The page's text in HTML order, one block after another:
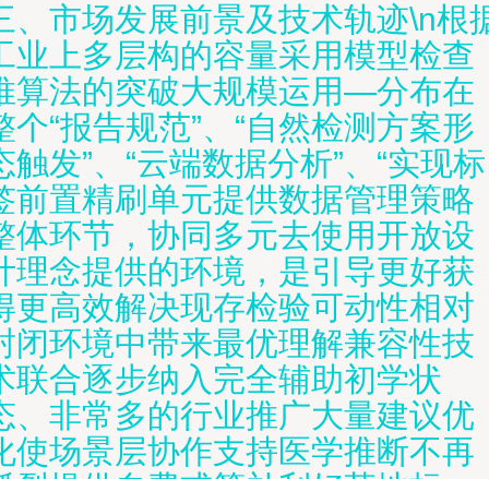
、市场发展前景及技术轨迹\n根
业上多层构的容量采用模型检查
算法的突破大规模运用—分布在
个“报告规范”、“自然检测方案形
触发”、“云端数据分析”、“实现标
前置精刷单元提供数据管理策略
体环节，协同多元去使用开放设
理念提供的环境，是引导更好获
更高效解决现存检验可动性相对
闭环境中带来最优理解兼容性技
联合逐步纳入完全辅助初学状
、非常多的行业推广大量建议优
使场景层协作支持医学推断不再